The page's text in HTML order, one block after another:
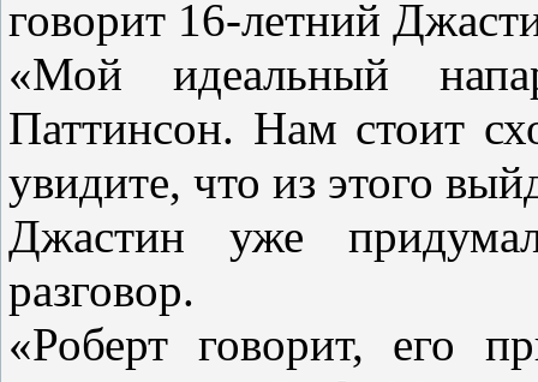
говорит 16-летний
«Мой идеальный
Паттинсон. Нам стоит
увидите, что из этого
Джастин уже
разговор.
«Роберт говорит, его